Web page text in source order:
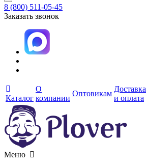
8 (800) 511-05-45
Заказать звонок
Каталог
О
компании
Оптовикам
Доставка
и оплата
Меню